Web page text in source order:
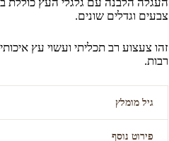
צבעים וגדלים שונים.
זהו צעצוע רב תכליתי ועשוי עץ
רבות.
גיל מומלץ
פירוט נוסף